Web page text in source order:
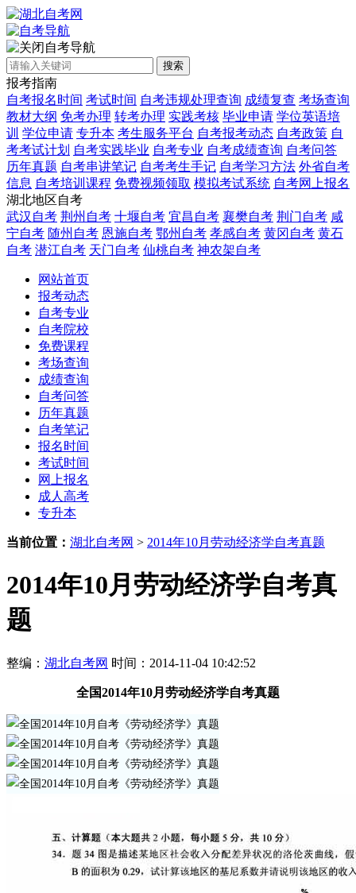
自考导航
搜索
报考指南
自考报名时间 考试时间 自考违规处理查询 成绩复查 考场查询
教材大纲 免考办理 转考办理 实践考核 毕业申请 学位英语培
训 学位申请 专升本 考生服务平台 自考报考动态 自考政策 自
考考试计划 自考实践毕业 自考专业 自考成绩查询 自考问答
历年真题 自考串讲笔记 自考考生手记 自考学习方法 外省自考
信息 自考培训课程 免费视频领取 模拟考试系统 自考网上报名
湖北地区自考
武汉自考 荆州自考 十堰自考 宜昌自考 襄樊自考 荆门自考 咸
宁自考 随州自考 恩施自考 鄂州自考 孝感自考 黄冈自考 黄石
自考 潜江自考 天门自考 仙桃自考 神农架自考
网站首页
报考动态
自考专业
自考院校
免费课程
考场查询
成绩查询
自考问答
历年真题
自考笔记
报名时间
考试时间
网上报名
成人高考
专升本
当前位置： 湖北自考网 > 2014年10月劳动经济学自考真题
2014年10月劳动经济学自考真
题
整编： 湖北自考网 时间：2014-11-04 10:42:52
全国2014年10月劳动经济学自考真题